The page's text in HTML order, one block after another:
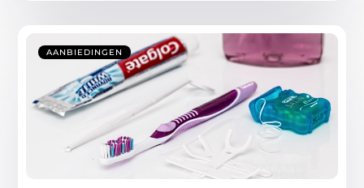
AANBIEDINGEN